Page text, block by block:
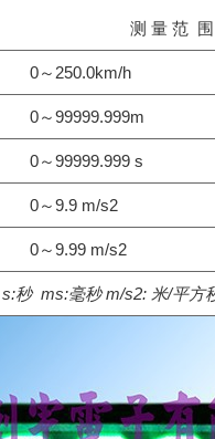
测 量 范 围
0～250.0km/h
0～99999.999m
0～99999.999 s
0～9.9 m/s2
0～9.99 m/s2
s:秒 ms:毫秒m/s2: 米/平方